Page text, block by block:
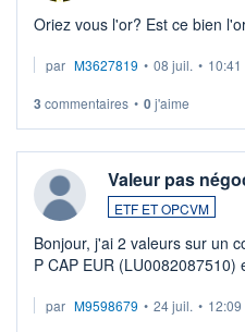
Oriez vous l'or? Est ce bien
par M3627819 • 08 juil. • 10:41
3 commentaires • 0j'aime
Valeur pas
ETF ET OPCVM
Bonjour, j'ai 2 valeurs sur un
P CAP EUR (LU0082087510)
veux procéder à la vente, on
par M9598679 • 24 juil. • 12:09